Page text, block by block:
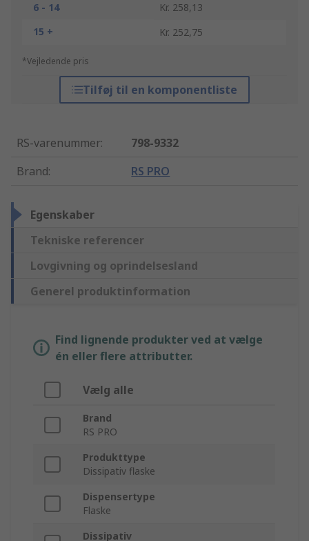
6 - 14
Kr. 258,13
15 +
Kr. 252,75
*Vejledende pris
Tilføj til en komponentliste
RS-varenummer:
798-9332
Brand: RS PRO
Egenskaber
Tekniske referencer
Lovgivning og oprindelsesland
Generel produktinformation
Find lignende produkter ved at vælge
én eller flere attributter.
Vælg alle
Brand
RS PRO
Produkttype
Dissipativ flaske
Dispensertype
Flaske
Dissipativ